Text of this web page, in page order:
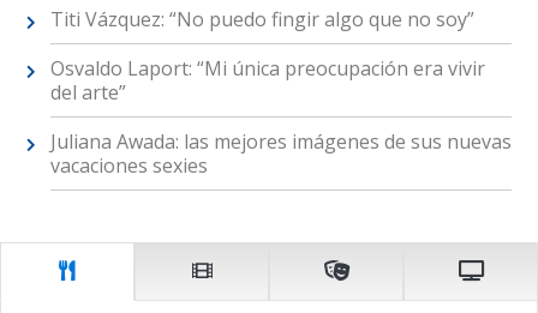
Titi Vázquez: “No puedo fingir algo que no soy”
Osvaldo Laport: “Mi única preocupación era vivir
del arte”
Juliana Awada: las mejores imágenes de sus nuevas
vacaciones sexies